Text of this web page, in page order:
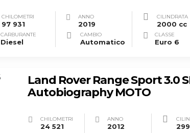
CHILOMETRI
97 931
ANNO
2019
CILINDRATA
2000 cc
CARBURANTE
Diesel
CAMBIO
Automatico
CLASSE
Euro 6
Land Rover Range Sport 3.0
Autobiography MOTO
CHILOMETRI
24 521
ANNO
2012